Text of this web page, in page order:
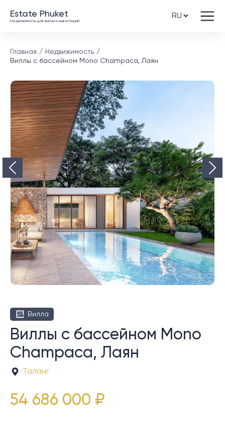
Estate Phuket
Недвижимость для жизни и инвестиций
Главная
Недвижимость
Виллы с бассейном Mono Champaca, Лаян
Вилла
Виллы с бассейном Mono
Champaca, Лаян
Таланг
54 686 000 ₽